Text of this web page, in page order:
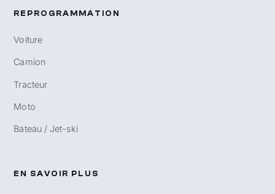
REPROGRAMMATION
Voiture
Camion
Tracteur
Moto
Bateau / Jet-ski
EN SAVOIR PLUS